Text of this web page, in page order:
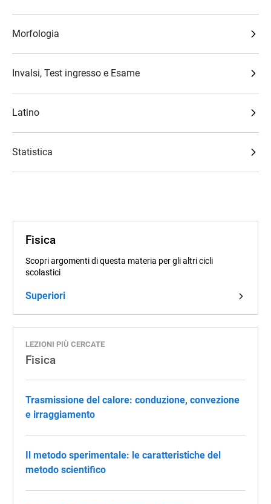
Morfologia
Invalsi, Test ingresso e Esame
Latino
Statistica
Fisica
Scopri argomenti di questa materia per gli altri cicli
scolastici
Superiori
LEZIONI PIÙ CERCATE
Fisica
Trasmissione del calore: conduzione, convezione
e irraggiamento
Il metodo sperimentale: le caratteristiche del
metodo scientifico